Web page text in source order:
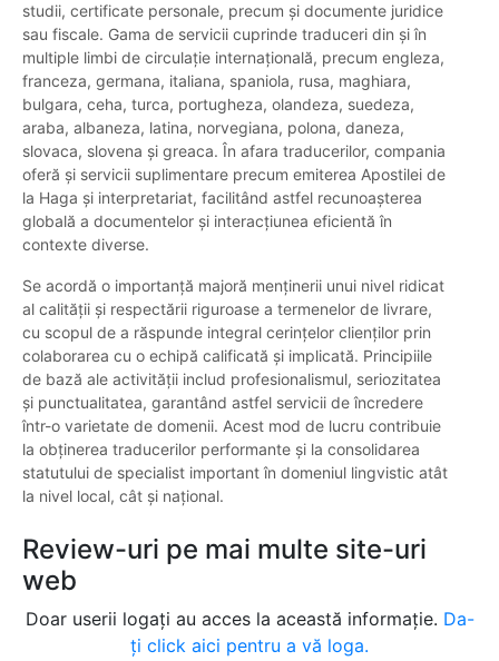
studii, certificate personale, precum și documente juridice
sau fiscale. Gama de servicii cuprinde traduceri din și în
multiple limbi de circulație internațională, precum engleza,
franceza, germana, italiana, spaniola, rusa, maghiara,
bulgara, ceha, turca, portugheza, olandeza, suedeza,
araba, albaneza, latina, norvegiana, polona, daneza,
slovaca, slovena și greaca. În afara traducerilor, compania
oferă și servicii suplimentare precum emiterea Apostilei de
la Haga și interpretariat, facilitând astfel recunoașterea
globală a documentelor și interacțiunea eficientă în
contexte diverse.
Se acordă o importanță majoră menținerii unui nivel ridicat
al calității și respectării riguroase a termenelor de livrare,
cu scopul de a răspunde integral cerințelor clienților prin
colaborarea cu o echipă calificată și implicată. Principiile
de bază ale activității includ profesionalismul, seriozitatea
și punctualitatea, garantând astfel servicii de încredere
într-o varietate de domenii. Acest mod de lucru contribuie
la obținerea traducerilor performante și la consolidarea
statutului de specialist important în domeniul lingvistic atât
la nivel local, cât și național.
Review-uri pe mai multe site-uri
web
Doar userii logați au acces la această informație. Da-
ți click aici pentru a vă loga.